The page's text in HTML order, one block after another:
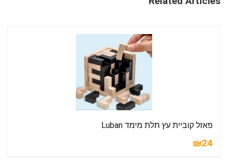
פאזל קוביית עץ תלת מימד Luban
₪24